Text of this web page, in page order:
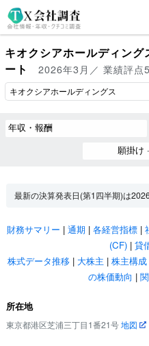
キオクシアホールディン
ート
2026年3月／ 業績評点
年収・報酬
願掛け
最新の決算発表日(第1四半期)は
財務サマリー | 通期 | 各経営指標 |
(CF) | 貸
株式データ推移 | 大株主 | 株主構成
の株価動向 |
所在地
東京都港区芝浦三丁目1番21号地図